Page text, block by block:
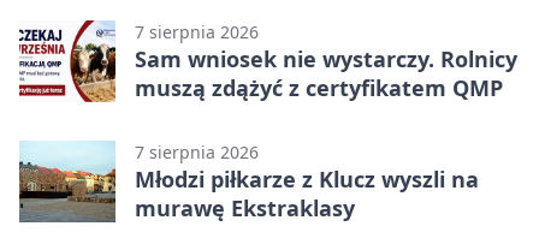
7 sierpnia 2026
Sam wniosek nie wystarczy. Rolnicy
muszą zdążyć z certyfikatem QMP
7 sierpnia 2026
Młodzi piłkarze z Klucz wyszli na
murawę Ekstraklasy